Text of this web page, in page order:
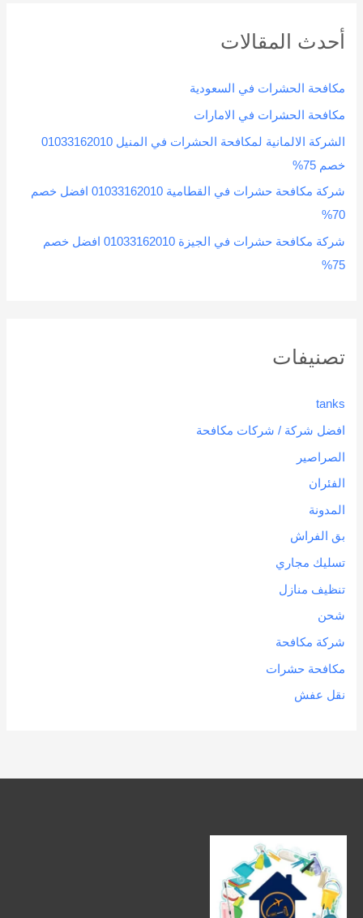
ث
ن
:
أحدث المقالات
مكافحة الحشرات في السعودية
مكافحة الحشرات في الامارات
الشركة الالمانية لمكافحة الحشرات في المنيل 01033162010
خصم 75%
شركة مكافحة حشرات في القطامية 01033162010 افضل خصم
70%
شركة مكافحة حشرات في الجيزة 01033162010 افضل خصم
75%
تصنيفات
tanks
افضل شركة / شركات مكافحة
الصراصير
الفئران
المدونة
بق الفراش
تسليك مجاري
تنظيف منازل
شحن
شركة مكافحة
مكافحة حشرات
نقل عفش